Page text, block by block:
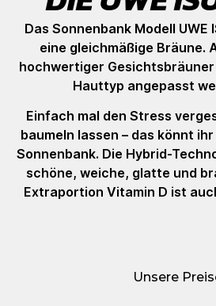
Das Sonnenbank Modell
eine gleichmäßige Bräune.
hochwertiger
Hauttyp angepasst
Einfach mal den Stress
baumeln lassen – das könnt
Sonnenbank. Die Hybrid-
schöne, weiche, glatte und
Extraportion Vitamin D ist
Unsere